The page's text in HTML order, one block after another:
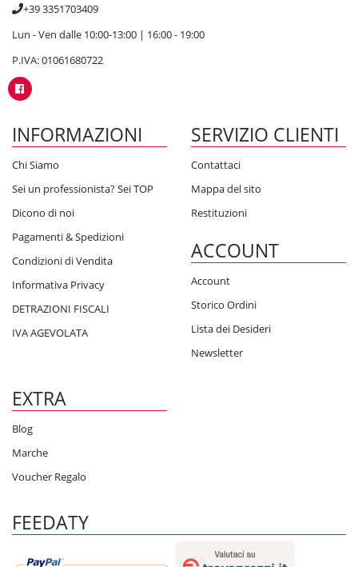
+39 3351703409
Lun - Ven dalle 10:00-13:00 | 16:00 - 19:00
P.IVA: 01061680722
INFORMAZIONI
Chi Siamo
Sei un professionista? Sei TOP
Dicono di noi
Pagamenti & Spedizioni
Condizioni di Vendita
Informativa Privacy
DETRAZIONI FISCALI
IVA AGEVOLATA
SERVIZIO CLIENTI
Contattaci
Mappa del sito
Restituzioni
ACCOUNT
Account
Storico Ordini
Lista dei Desideri
Newsletter
EXTRA
Blog
Marche
Voucher Regalo
FEEDATY